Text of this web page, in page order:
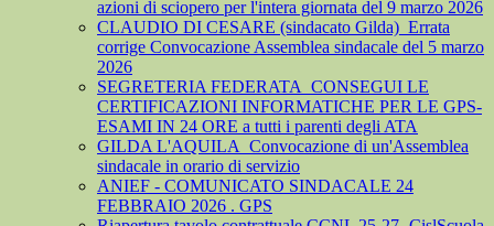
azioni di sciopero per l'intera giornata del 9 marzo 2026
CLAUDIO DI CESARE (sindacato Gilda)_Errata
corrige Convocazione Assemblea sindacale del 5 marzo
2026
SEGRETERIA FEDERATA_CONSEGUI LE
CERTIFICAZIONI INFORMATICHE PER LE GPS-
ESAMI IN 24 ORE a tutti i parenti degli ATA
GILDA L'AQUILA_Convocazione di un'Assemblea
sindacale in orario di servizio
ANIEF - COMUNICATO SINDACALE 24
FEBBRAIO 2026 . GPS